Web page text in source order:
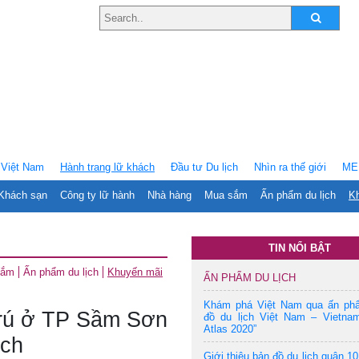
Nam Hành trang lữ khách
sạn Công ty lữ hành Nhà hàng Mua sắm Ấn phẩm du lịch
Ðầu tư Du lịch Nhìn ra thế giới
Ấn phẩm du lịch Khuyến mãi
ở TP Sầm Sơn
TIN NỔI BẬT
ẤN PHẨM DU LỊCH
Khám phá Việt Nam qua ấn
đồ du lịch Việt Nam –
Atlas 2020”
Giới thiệu bản đồ du lịch quận